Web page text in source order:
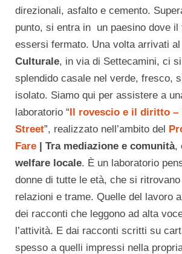
direzionali, asfalto e cemento.
punto, si entra in un paesino dove il
essersi fermato. Una volta arrivati al
Culturale, in via di Settecamini, ci
splendido casale nel verde, fresco,
isolato. Siamo qui per assistere a
laboratorio “Il rovescio e il diritto –
Street”, realizzato nell’ambito del
Fare | Tra mediazione e comunità,
welfare locale. È un laboratorio
donne di tutte le età, che si
relazioni e trame. Quelle del lavoro
dei racconti che leggono ad alta
l’attività. E dai racconti scritti su
spesso a quelli impressi nella